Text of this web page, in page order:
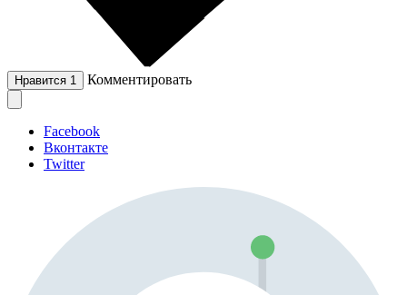
Нравится 1 Комментировать
Facebook
Вконтакте
Twitter